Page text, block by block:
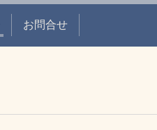
お問合せ